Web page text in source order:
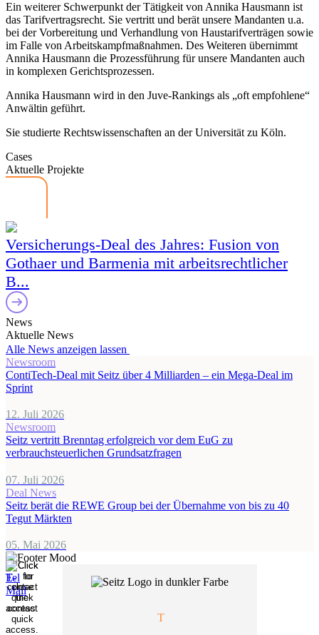
Ein weiterer Schwerpunkt der Tätigkeit von Annika Hausmann ist
das Tarifvertragsrecht. Sie vertritt und berät unsere Mandanten u.a.
bei der Vorbereitung und Verhandlung von Haustarifverträgen sowie
im Falle von Arbeitskampfmaßnahmen. Des Weiteren übernimmt
Annika Hausmann die Prozessführung für unsere Mandanten auch
in komplexen Gerichtsprozessen.
Annika Hausmann wird in den Juve-Rankings als „oft empfohlene“
Anwältin geführt.
Sie studierte Rechtswissenschaften an der Universität zu Köln.
Cases
Aktuelle Projekte
Versicherungs-Deal des Jahres: Fusion von
Gothaer und Barmenia mit arbeitsrechtlicher
B...
News
Aktuelle News
Alle News anzeigen lassen
Newsroom
ContiTech-Deal mit Seitz über 4 Milliarden – ein Mega-Deal im
Sprint
12. Juli 2026
Newsroom
Seitz vertritt Brenntag erfolgreich vor dem EuG zu
verbrauchsteuerlichen Grundsatzfragen
07. Juli 2026
Deal News
Seitz berät die REWE Group bei der Übernahme von bis zu 40
Tegut Märkten
05. Mai 2026
T